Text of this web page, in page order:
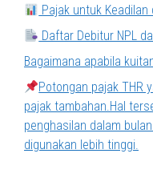
Pajak untuk
Daftar Debitur NPL
Bagaimana apabila
Potongan pajak THR
pajak tambahan.Hal
penghasilan dalam
digunakan lebih tinggi.